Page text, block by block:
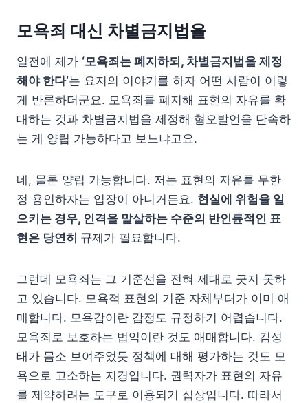
모욕죄 대신 차별금지법을
일전에 제가 ‘모욕죄는 폐지하되, 차별금지법을 제정
해야 한다’는 요지의 이야기를 하자 어떤 사람이 이렇
게 반론하더군요. 모욕죄를 폐지해 표현의 자유를 확
대하는 것과 차별금지법을 제정해 혐오발언을 단속하
는 게 양립 가능하다고 보느냐고요.
네, 물론 양립 가능합니다. 저는 표현의 자유를 무한
정 용인하자는 입장이 아니거든요. 현실에 위험을 일
으키는 경우, 인격을 말살하는 수준의 반인륜적인 표
현은 당연히 규제가 필요합니다.
그런데 모욕죄는 그 기준선을 전혀 제대로 긋지 못하
고 있습니다. 모욕적 표현의 기준 자체부터가 이미 애
매합니다. 모욕감이란 감정도 규정하기 어렵습니다.
모욕죄로 보호하는 법익이란 것도 애매합니다. 김성
태가 몸소 보여주었듯 정책에 대해 평가하는 것도 모
욕으로 고소하는 지경입니다. 권력자가 표현의 자유
를 제약하려는 도구로 이용되기 십상입니다. 따라서